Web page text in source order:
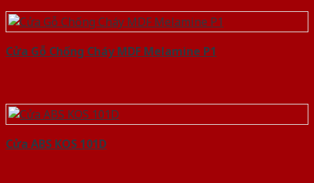
Cửa Gỗ Chống Cháy MDF Melamine P1
Cửa ABS KOS 101D